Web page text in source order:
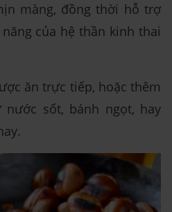
màng, đồng thời hỗ trợ
của hệ thần kinh thai
ăn trực tiếp, hoặc thêm
sốt, bánh ngọt, hay